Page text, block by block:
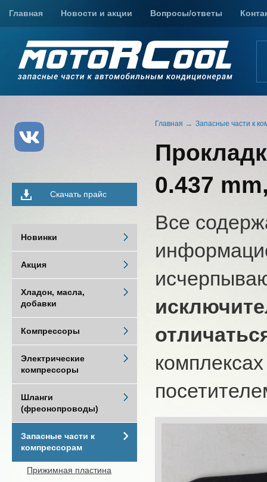
Главная Новости и акции Вопросы/ответы
Главная Запасные части к
0.437
Все
Скачать прайс
Новинки
Акция
Хладон, масла,
добавки
Компрессоры
Электрические
компрессоры
Шланги
(фреонопроводы)
Запасные части к
компрессорам
Прижимная пластина